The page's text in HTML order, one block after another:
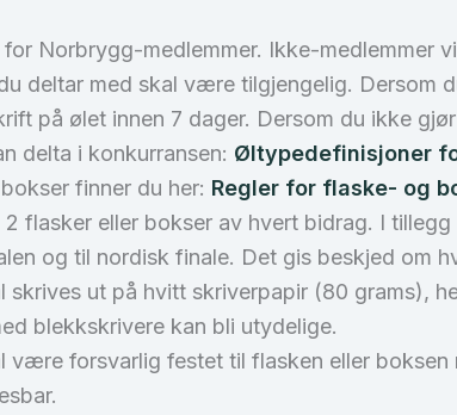
Norbrygg-medlemmer. Ikke-medlemmer
deltar med skal være tilgjengelig. Dersom
på ølet innen 7 dager. Dersom du ikke
delta i konkurransen: Øltypedefinisjoner
finner du her: Regler for flaske- og
2 flasker eller bokser av hvert bidrag. I
og til nordisk finale. Det gis beskjed om
skrives ut på hvitt skriverpapir (80 grams),
blekkskrivere kan bli utydelige.
være forsvarlig festet til flasken eller